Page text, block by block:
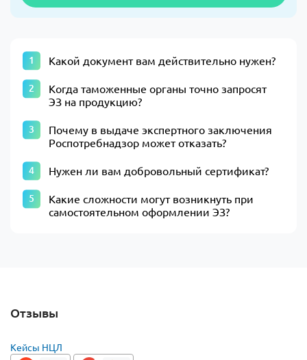
Какой документ вам действительно нужен?
Когда таможенные органы точно запросят
ЭЗ на продукцию?
Почему в выдаче экспертного заключения
Роспотребнадзор может отказать?
Нужен ли вам добровольный сертификат?
Какие сложности могут возникнуть при
самостоятельном оформлении ЭЗ?
Отзывы
Кейсы НЦЛ